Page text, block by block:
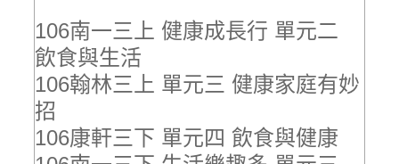
106南一三上 健康成長行 單元二
飲食與生活
106翰林三上 單元三 健康家庭有妙
招
106康軒三下 單元四 飲食與健康